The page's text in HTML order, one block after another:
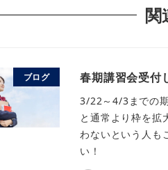
関
ブログ 春期講習会受付
3/22～4/3までの
と通常より枠を拡
わないという人も
い！